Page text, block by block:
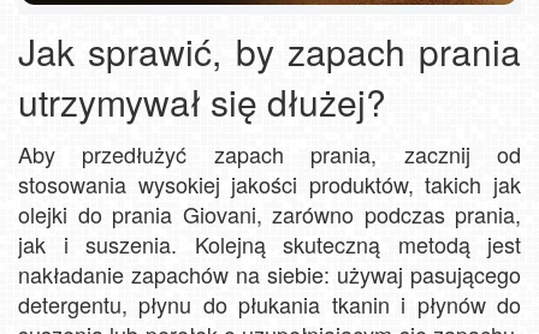
Jak sprawić, by zapach prania
utrzymywał się dłużej?
Aby przedłużyć zapach prania, zacznij od
stosowania wysokiej jakości produktów, takich jak
olejki do prania Giovani, zarówno podczas prania,
jak i suszenia. Kolejną skuteczną metodą jest
nakładanie zapachów na siebie: używaj pasującego
detergentu, płynu do płukania tkanin i płynów do